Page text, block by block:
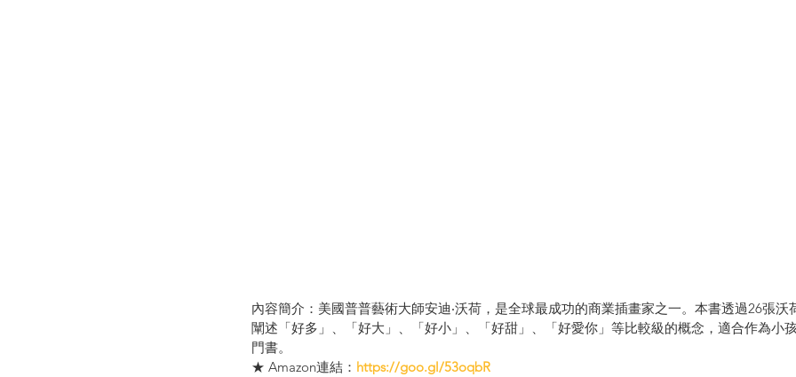
內容簡介：美國普普藝術大師安迪‧沃荷，是全球最成功的商業插畫家之一。本書透過26張沃
闡述「好多」、「好大」、「好小」、「好甜」、「好愛你」等比較級的概念，適合作為小
門書。
★ Amazon連結： https://goo.gl/53oqbR